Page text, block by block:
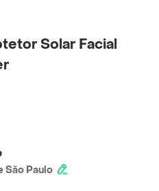
Solar Facial
São Paulo